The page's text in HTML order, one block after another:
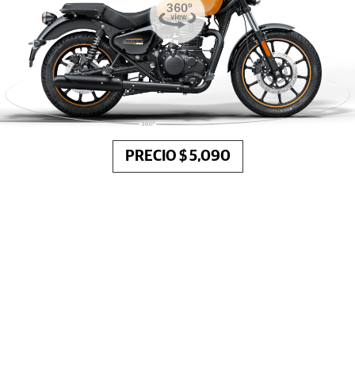
PRECIO $ 5,090